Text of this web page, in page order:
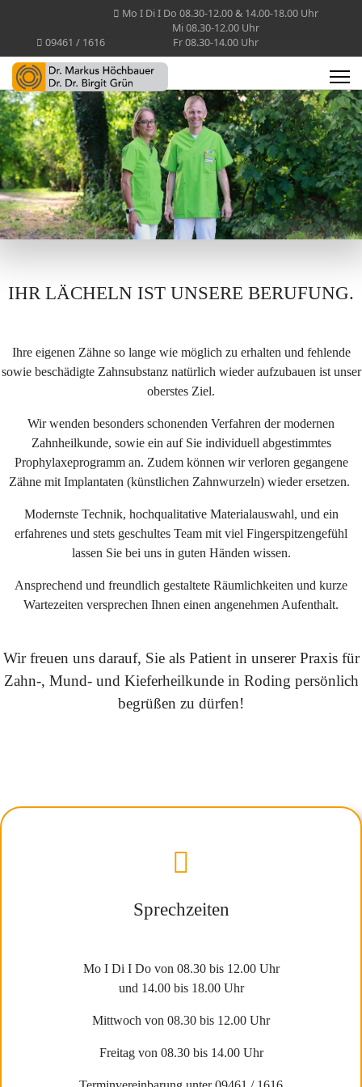
09461 / 1616
Mo I Di I Do 08.30-12.00 & 14.00-18.00 Uhr
Mi 08.30-12.00 Uhr
Fr 08.30-14.00 Uhr
IHR LÄCHELN IST UNSERE BERUFUNG.
Ihre eigenen Zähne so lange wie möglich zu erhalten und fehlende
sowie beschädigte Zahnsubstanz natürlich wieder aufzubauen ist unser
oberstes Ziel.
Wir wenden besonders schonenden Verfahren der modernen
Zahnheilkunde, sowie ein auf Sie individuell abgestimmtes
Prophylaxeprogramm an. Zudem können wir verloren gegangene
Zähne mit Implantaten (künstlichen Zahnwurzeln) wieder ersetzen.
Modernste Technik, hochqualitative Materialauswahl, und ein
erfahrenes und stets geschultes Team mit viel Fingerspitzengefühl
lassen Sie bei uns in guten Händen wissen.
Ansprechend und freundlich gestaltete Räumlichkeiten und kurze
Wartezeiten versprechen Ihnen einen angenehmen Aufenthalt.
Wir freuen uns darauf, Sie als Patient in unserer Praxis für
Zahn-, Mund- und Kieferheilkunde in Roding persönlich
begrüßen zu dürfen!
Sprechzeiten
Mo I Di I Do von 08.30 bis 12.00 Uhr
und 14.00 bis 18.00 Uhr
Mittwoch von 08.30 bis 12.00 Uhr
Freitag von 08.30 bis 14.00 Uhr